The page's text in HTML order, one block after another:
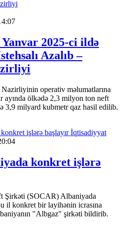
2025-ci ildə
Azalıb –
operativ məlumatlarına
ayında ölkədə 2,3 milyon ton neft
3,9 milyard kubmetr qaz hasil edilib.
İqtisadiyyat
konkret işlərə
Şirkəti (SOCAR) Albaniyada
il konkret bir layihənin icrasına
"Albgaz" şirkəti bildirib.